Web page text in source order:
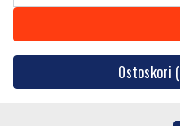
Ostoskori (